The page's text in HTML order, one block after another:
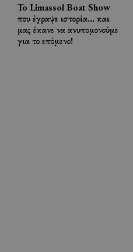
To Limassol Boat Show
που έγραψε ιστορία… και
μας έκανε να ανυπομονούμε
για το επόμενο!